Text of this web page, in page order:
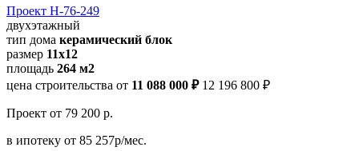
Проект Н-76-249
двухэтажный
тип дома керамический блок
размер 11x12
площадь 264 м2
цена строительства от 11 088 000 ₽ 12 196 800 ₽
Проект от 79 200 р.
в ипотеку от 85 257р/мес.